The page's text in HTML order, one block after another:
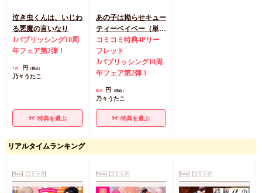
泣き虫くんは、いじわ
る悪魔の言いなり
Jパブリッシング10周
年フェア第2弾！
770 円 （税込）
乃々うたこ
特典を選ぶ
あの子は拗らせキュー
ティーベイベー（単
品）
コミコミ特典4Pリー
フレット
Jパブリッシング10周
年フェア第2弾！
825 円 （税込）
乃々うたこ
特典を選ぶ
リアルタイムランキング
New コミック New コミック New コミック